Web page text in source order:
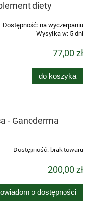
diety
Dostępność: na wyczerpaniu
Wysyłka w: 5 dni
77,00 zł
do koszyka
- Ganoderma
Dostępność: brak towaru
200,00 zł
o dostępności